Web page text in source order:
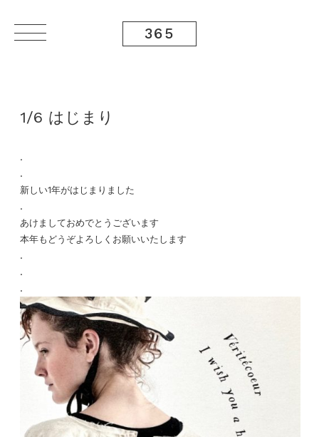
365
1/6 はじまり
.
.
新しい1年がはじまりました
.
あけましておめでとうございます
本年もどうぞよろしくお願いいたします
.
.
.